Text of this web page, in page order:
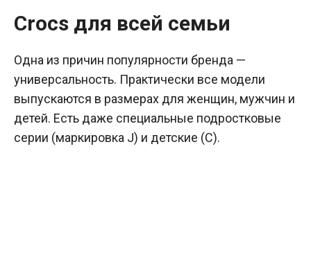
Crocs для всей семьи
Одна из причин популярности бренда —
универсальность. Практически все модели
выпускаются в размерах для женщин, мужчин и
детей. Есть даже специальные подростковые
серии (маркировка J) и детские (C).